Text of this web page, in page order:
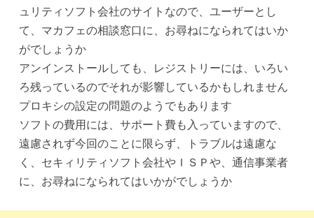
ュリティソフト会社のサイトなので、ユーザーとし
て、マカフェの相談窓口に、お尋ねになられてはいか
がでしょうか
アンインストールしても、レジストリーには、いろい
ろ残っているのでそれが影響しているかもしれません
プロキシの設定の問題のようでもあります
ソフトの費用には、サポート費も入っていますので、
遠慮されず今回のことに限らず、トラブルは遠慮な
く、セキィリティソフト会社やＩＳＰや、通信事業者
に、お尋ねになられてはいかがでしょうか